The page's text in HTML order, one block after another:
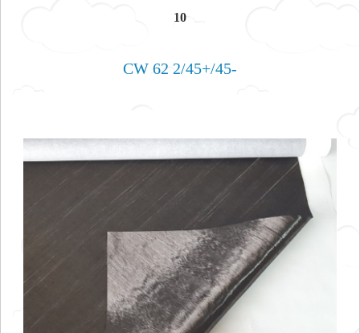
10
CW 62 2/45+/45-